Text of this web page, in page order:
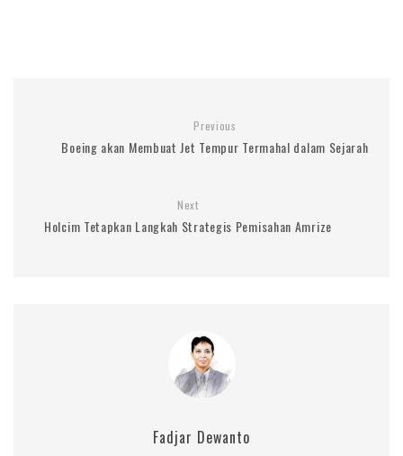
Previous
Boeing akan Membuat Jet Tempur Termahal dalam Sejarah
Next
Holcim Tetapkan Langkah Strategis Pemisahan Amrize
Fadjar Dewanto